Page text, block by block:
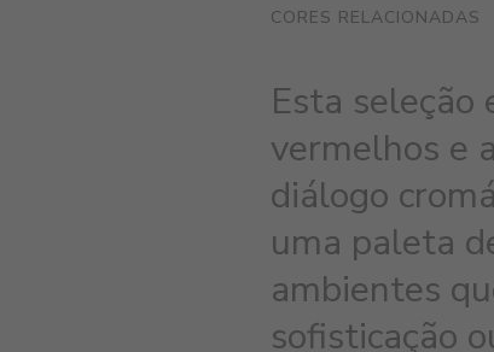
CORES RELACIONADAS
Esta seleção
vermelhos e
diálogo
uma paleta
ambientes
sofisticação